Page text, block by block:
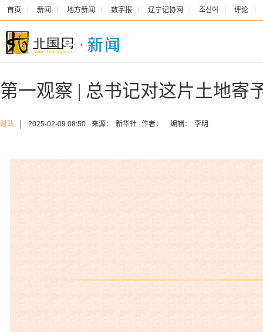
首页 新闻 地方新闻 数字报 辽宁记协网 조선어 评论
第一观察 | 总书记对这片土地寄
时政 2025-02-09 08:50 来源： 新华社 作者： 编辑： 李明